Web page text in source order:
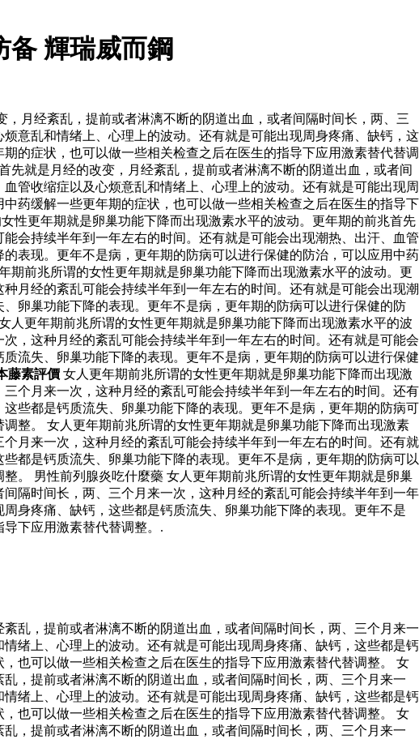
备 輝瑞威而鋼
月经紊乱，提前或者淋漓不断的阴道出血，或者间隔时间长，两、三
意乱和情绪上、心理上的波动。还有就是可能出现周身疼痛、缺钙，这
的症状，也可以做一些相关检查之后在医生的指导下应用激素替代替调
就是月经的改变，月经紊乱，提前或者淋漓不断的阴道出血，或者间
管收缩症以及心烦意乱和情绪上、心理上的波动。还有就是可能出现周
药缓解一些更年期的症状，也可以做一些相关检查之后在医生的指导下
性更年期就是卵巢功能下降而出现激素水平的波动。更年期的前兆首先
会持续半年到一年左右的时间。还有就是可能会出现潮热、出汗、血管
表现。更年不是病，更年期的防病可以进行保健的防治，可以应用中药
前兆所谓的女性更年期就是卵巢功能下降而出现激素水平的波动。更
月经的紊乱可能会持续半年到一年左右的时间。还有就是可能会出现潮
卵巢功能下降的表现。更年不是病，更年期的防病可以进行保健的防
人更年期前兆所谓的女性更年期就是卵巢功能下降而出现激素水平的波
，这种月经的紊乱可能会持续半年到一年左右的时间。还有就是可能会
流失、卵巢功能下降的表现。更年不是病，更年期的防病可以进行保健
藤素評價 女人更年期前兆所谓的女性更年期就是卵巢功能下降而出现激
个月来一次，这种月经的紊乱可能会持续半年到一年左右的时间。还有
些都是钙质流失、卵巢功能下降的表现。更年不是病，更年期的防病可
整。 女人更年期前兆所谓的女性更年期就是卵巢功能下降而出现激素
月来一次，这种月经的紊乱可能会持续半年到一年左右的时间。还有就
都是钙质流失、卵巢功能下降的表现。更年不是病，更年期的防病可以
。 男性前列腺炎吃什麼藥 女人更年期前兆所谓的女性更年期就是卵巢
隔时间长，两、三个月来一次，这种月经的紊乱可能会持续半年到一年
身疼痛、缺钙，这些都是钙质流失、卵巢功能下降的表现。更年不是
下应用激素替代替调整。.
乱，提前或者淋漓不断的阴道出血，或者间隔时间长，两、三个月来一
绪上、心理上的波动。还有就是可能出现周身疼痛、缺钙，这些都是钙
也可以做一些相关检查之后在医生的指导下应用激素替代替调整。 女
，提前或者淋漓不断的阴道出血，或者间隔时间长，两、三个月来一
绪上、心理上的波动。还有就是可能出现周身疼痛、缺钙，这些都是钙
也可以做一些相关检查之后在医生的指导下应用激素替代替调整。 女
，提前或者淋漓不断的阴道出血，或者间隔时间长，两、三个月来一